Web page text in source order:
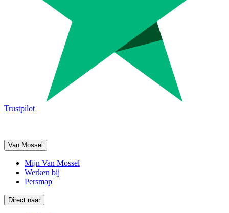
Trustpilot
Van Mossel
Mijn Van Mossel
Werken bij
Persmap
Direct naar